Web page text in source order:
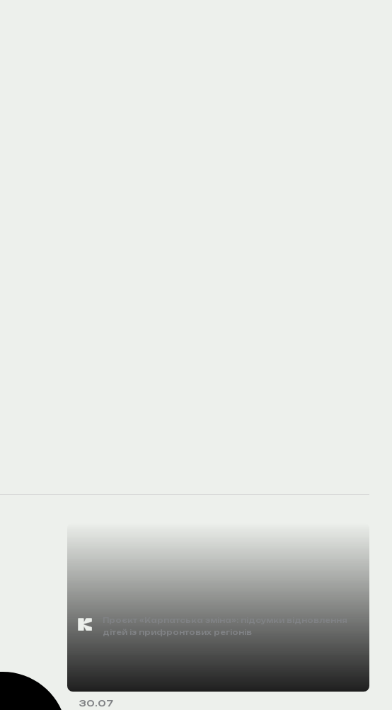
дітей із прифронтових регіонів
30.07